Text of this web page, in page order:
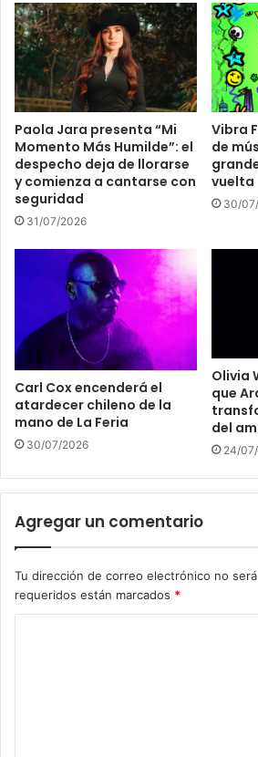
Paola Jara presenta “Mi
Momento Más Humilde”: el
despecho deja de llorarse
y comienza a cantarse con
seguridad
31/07/2026
Vibra
de
vuelta
30/
Carl Cox encenderá el
atardecer chileno de la
mano de La Feria
30/07/2026
Olivia
que
del
24/
Agregar un comentario
Tu dirección de correo electrónico no
requeridos están marcados *